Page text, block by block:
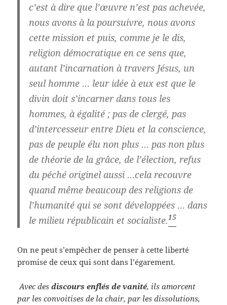
c’est à dire que l’œuvre n’est pas achevée,
nous avons à la poursuivre, nous avons
cette mission et puis, comme je le dis,
religion démocratique en ce sens que,
autant l’incarnation à travers Jésus, un
seul homme … leur idée à eux est que le
divin doit s’incarner dans tous les
hommes, à égalité ; pas de clergé, pas
d’intercesseur entre Dieu et la conscience,
pas de peuple élu non plus … pas non plus
de théorie de la grâce, de l’élection, refus
du péché originel aussi …cela recouvre
quand même beaucoup des religions de
l’humanité qui se sont développées … dans
le milieu républicain et socialiste.15
On ne peut s’empêcher de penser à cette liberté
promise de ceux qui sont dans l’égarement.
Avec desdiscours enflés de vanité, ils amorcent
par les convoitises de la chair, par les dissolutions,